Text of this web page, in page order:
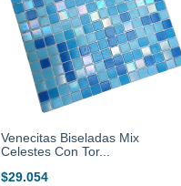
Venecitas Biseladas Mix
Celestes Con Tor...
$29.054